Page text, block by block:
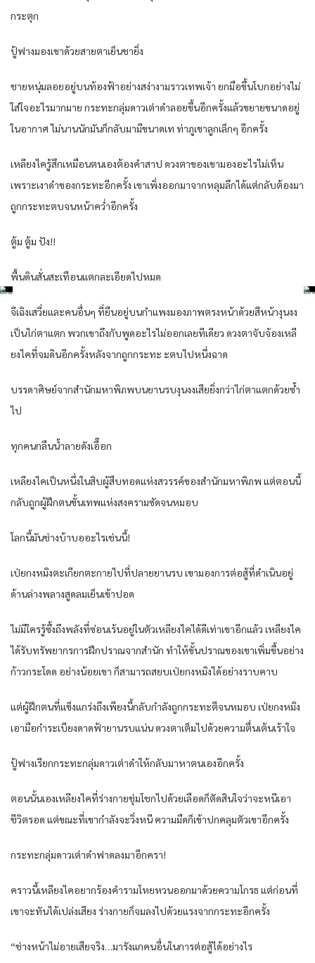
กระตุก​
ปู้ฟางมอง​เขา​ด้วย​สายตา​เย็นชา​ยิ่ง​
ชายหนุ่ม​ลอย​อยู่​บน​ท้องฟ้า​อย่าง​สง่างามราว​เทพเจ้า​ ยก​มือขึ้น​โบก​อย่าง​ไม่
ใส่ใจอะไร​มากมาย​ กระทะ​กลุ่ม​ดาว​เต่าดำ​ลอย​ขึ้น​อีกครั้ง​แล้ว​ขยาย​ขนาด​อยู่​
ใน​อากาศ​ ไม่นาน​นัก​มัน​ก็​กลับมา​มีขนาด​เท ท่า​ภูเขา​ลูก​เล็ก​ๆ อีกครั้ง​
เหลียง​ไค​รู้สึก​เหมือน​ตนเอง​ต้อง​คำสาป​ ดวงตา​ของ​เขา​มอง​อะไร​ไม่เห็น​
เพราะ​เงาดำ​ของ​กระทะ​อีกครั้ง​ เขา​เพิ่ง​ออก​มาจาก​หลุม​ลึก​ได้​แต่กลับ​ต้อง​มา
ถูก​กระทะ​ตบ​จน​หน้าคว่ำ​อีกครั้ง​
ตู้​ม ตู้​ม ปัง!!
พื้นดิน​สั่นสะเทือน​แตก​ละเอียด​ไปหมด​
จีเฉิงเสวี่ย​และ​คนอื่นๆ​ ที่​ยืน​อยู่​บน​กำแพง​มอง​ภาพ​ตรงหน้า​ด้วย​สีหน้า​งุนงง​
เป็น​ไก่​ตา​แตก​ พวกเขา​ถึงกับ​พูด​อะไร​ไม่ออก​เลย​ทีเดียว​ ดวงตา​จับจ้อง​เหลี
ยง​ไค​ที่​จมดิน​อีกครั้ง​หลังจาก​ถูก​กระทะ ะ​ตบ​ไปหนึ่ง​ฉาด​
บรรดา​ศิษย์​จาก​สำนัก​มหา​พิภพ​บน​ยาน​รบ​งุนงง​เสีย​ยิ่งกว่า​ไก่​ตา​แตก​ด้วยซ้ำ​
ไป
ทุกคน​กลืนน้ำลาย​ดัง​เอื๊อก​
เหลียง​ไค​เป็นหนึ่ง​ใน​สิบ​ผู้สืบทอด​แห่ง​สวรรค์​ของ​สำนัก​มหา​พิภพ​ แต่​ตอนนี้​
กลับ​ถูก​ผู้ฝึก​ตน​ขั้น​เทพ​แห่ง​สงคราม​ซัด​จน​หมอบ​
โลก​นี้​มัน​ช่างบ้าบอ​อะไร​เช่นนี้​!
เป่ยกง​หมิง​ตะเกียกตะกาย​ไปที่​ปลาย​ยาน​รบ​ เขา​มอง​การต่อสู้​ที่​ดำเนิน​อยู่​
ด้านล่าง​พลาง​สูด​ลม​เย็น​เข้า​ปอด​
ไม่มีใคร​รู้ซึ้ง​ถึงพลัง​ที่​ซ่อนเร้น​อยู่​ใน​ตัว​เหลียง​ไค​ได้ดี​เท่า​เขา​อีกแล้ว​ เหลียง​ไค​
ได้รับ​ทรัพยากร​การ​ฝึก​ปราณ​จาก​สำนัก​ ทำให้​ขั้น​ปราณ​ของ​เขา​เพิ่มขึ้น​อย่าง​
ก้าว​กระโดด​ อย่าง​น้อย​เขา​ ก็​สามารถ​สยบ​เป่ยกง​หมิง​ได้​อย่าง​ราบคาบ​
แต่​ผู้ฝึก​ตน​ที่​แข็งแกร่ง​ถึงเพียงนี้​กลับ​กำลัง​ถูก​กระทะ​ตี​จน​หมอบ​ เป่ยกง​หมิง​
เอา​มือ​กำ​ระเบียง​ดาดฟ้า​ยาน​รบ​แน่น​ ดวงตา​เต็มไปด้วย​ความตื่นเต้น​เร้าใจ​
ปู้ฟางเรียก​กระทะ​กลุ่ม​ดาว​เต่าดำ​ให้​กลับ​มาหา​ตนเอง​อีกครั้ง​
ตอนนั้น​เอง​เหลียง​ไค​ที่​ร่างกาย​ชุ่มโชก​ไปด้วย​เลือด​ก็​ตัดสินใจ​ว่า​จะหนี​เอา
ชีวิต​รอด​ แต่​ขณะที่​เขา​กำลังจะ​วิ่งหนี​ ความมืด​ก็​เข้า​ปกคลุม​ตัว​เขา​อีกครั้ง​
กระทะ​กลุ่ม​ดาว​เต่าดำ​ฟาด​ลงมา​อีก​ครา​!
คราวนี้​เหลียง​ไค​อยาก​ร้อง​คำราม​โหยหวน​ออกมา​ด้วย​ความโกรธ​ แต่​ก่อนที่​
เขา​จะทัน​ได้​เปล่งเสียง​ ร่างกาย​ก็​จมลง​ไปด้วย​แรง​จาก​กระทะ​อีกครั้ง​
“ช่างหน้าไม่อาย​เสีย​จริง​…มารังแก​คนอื่น​ใน​การต่อสู้​ได้​อย่างไร​